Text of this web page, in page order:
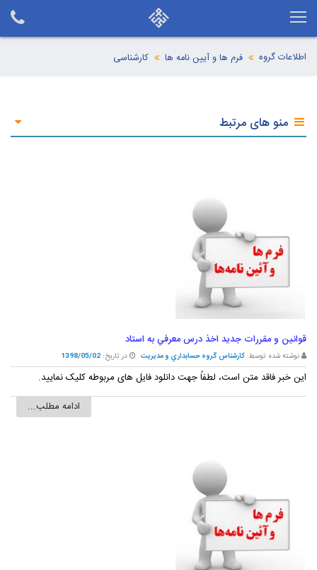
اطلاعات گروه فرم ها و آیین نامه ها کارشناسی
منو های مرتبط
قوانين و مقررات جديد اخذ درس معرفي به استاد
نوشته شده توسط: کارشناس گروه حسابداري و مديريت در تاریخ: 1398/05/02
این خبر فاقد متن است، لطفاً جهت دانلود فایل های مربوطه کلیک نمایید.
ادامه مطلب...